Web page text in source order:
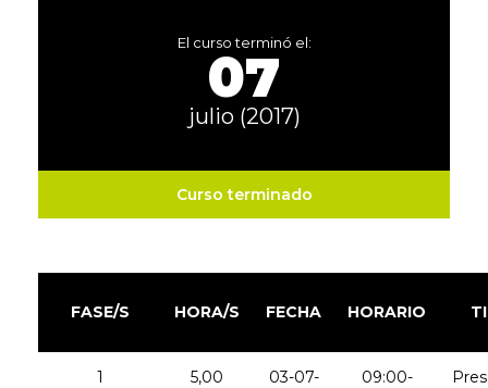
El curso terminó el:
07
julio (2017)
Curso terminado
FASE/S HORA/S FECHA HORARIO
1 5,00
03-07-
09:00-